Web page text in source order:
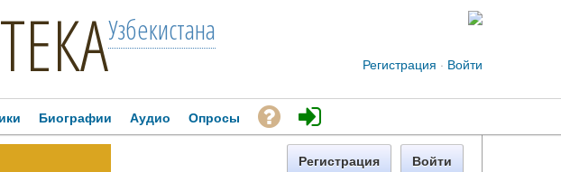
Узбекистана
Регистрация · Войти
Биографии Аудио Опросы
Регистрация Войти